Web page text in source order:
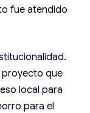
fue atendido
proyecto que
local para
para el